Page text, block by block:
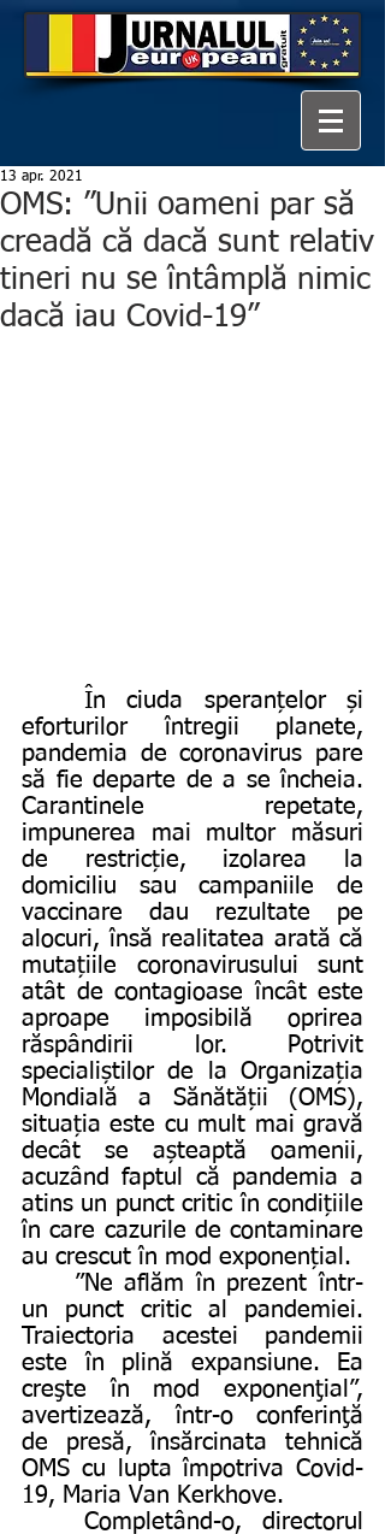
OMS: ”Unii oameni par să
creadă că dacă sunt relativ
tineri nu se întâmplă nimic
dacă iau Covid-19”
13 apr. 2021
eforturilor întregii planete,
pandemia de coronavirus pare
să fie departe de a se încheia.
Carantinele repetate,
impunerea mai multor măsuri
de restricție, izolarea la
domiciliu sau campaniile de
vaccinare dau rezultate pe
alocuri, însă realitatea arată că
mutațiile coronavirusului sunt
atât de contagioase încât este
aproape imposibilă oprirea
răspândirii lor. Potrivit
specialiștilor de la Organizația
Mondială a Sănătății (OMS),
situația este cu mult mai gravă
decât se așteaptă oamenii,
acuzând faptul că pandemia a
atins un punct critic în condițiile
în care cazurile de contaminare
au crescut în mod exponențial.
un punct critic al pandemiei.
Traiectoria acestei pandemii
este în plină expansiune. Ea
creşte în mod exponenţial”,
avertizează, într-o conferinţă
de presă, însărcinata tehnică
OMS cu lupta împotriva Covid-
19, Maria Van Kerkhove.